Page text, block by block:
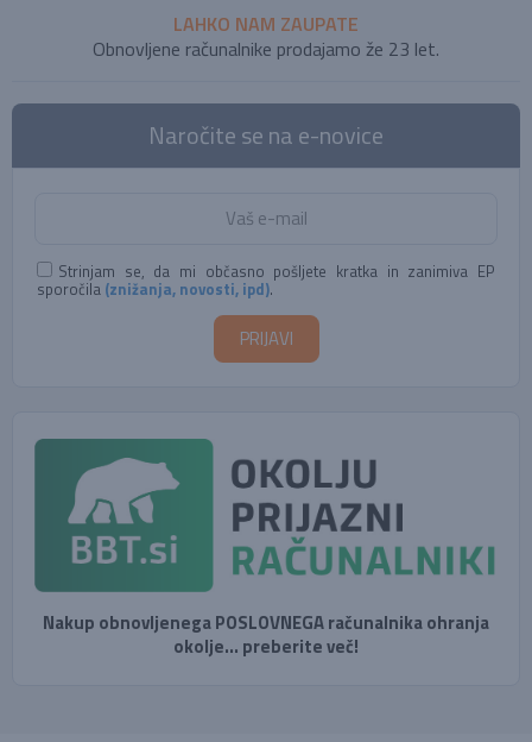
LAHKO NAM ZAUPATE
Obnovljene računalnike prodajamo že 23 let.
Naročite se na e-novice
Strinjam se, da mi občasno pošljete kratka in zanimiva EP
sporočila (znižanja, novosti, ipd).
Nakup obnovljenega POSLOVNEGA računalnika ohranja
okolje... preberite več!